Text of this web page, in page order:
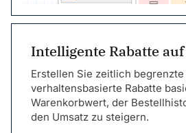
Intelligente Rabatte
Erstellen Sie zeitlich
verhaltensbasierte Rabatte
Warenkorbwert, der
den Umsatz zu steigern.